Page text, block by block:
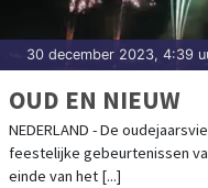
30 december 2023, 4:39
OUD EN NIEUW
NEDERLAND - De
feestelijke gebeurtenissen
einde van het [...]